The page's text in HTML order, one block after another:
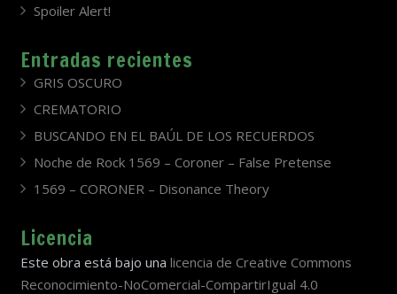
Spoiler Alert!
Entradas recientes
GRIS OSCURO
CREMATORIO
BUSCANDO EN EL BAÚL DE LOS RECUERDOS
Noche de Rock 1569 – Coroner – False Pretense
1569 – CORONER – Disonance Theory
Licencia
Este obra está bajo una licencia de Creative Commons
Reconocimiento-NoComercial-CompartirIgual 4.0